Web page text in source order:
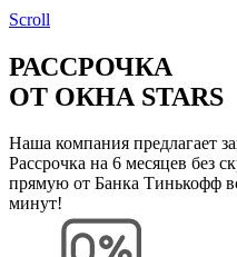
Scroll
РАССРОЧКА
ОТ ОКНА STARS
Наша компания предлагает
Рассрочка на 6 месяцев без
прямую от Банка Тинькофф
минут!